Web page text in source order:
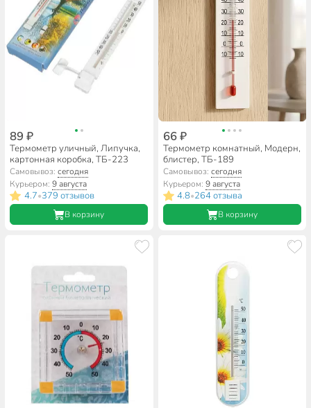
89 ₽
Термометр уличный, Липучка,
картонная коробка, ТБ-223
Самовывоз:сегодня
Курьером:9 августа
4.7•379 отзывов
В корзину
66 ₽
Термометр комнатный, Модерн,
блистер, ТБ-189
Самовывоз: сегодня
Курьером: 9 августа
4.8•264 отзыва
В корзину